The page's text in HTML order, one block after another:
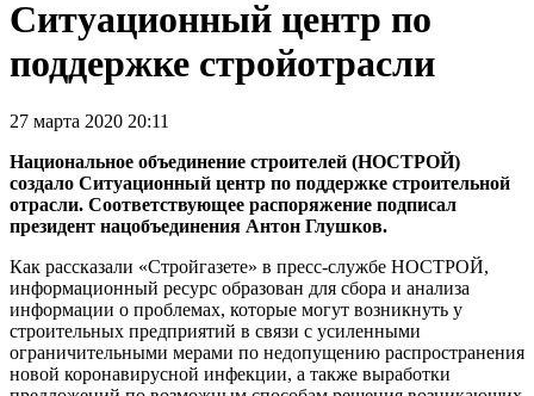
Ситуационный центр по
поддержке стройотрасли
27 марта 2020 20:11
Национальное объединение строителей (НОСТРОЙ)
создало Ситуационный центр по поддержке строительной
отрасли. Соответствующее распоряжение подписал
президент нацобъединения Антон Глушков.
Как рассказали «Стройгазете» в пресс-службе НОСТРОЙ,
информационный ресурс образован для сбора и анализа
информации о проблемах, которые могут возникнуть у
строительных предприятий в связи с усиленными
ограничительными мерами по недопущению распространения
новой коронавирусной инфекции, а также выработки